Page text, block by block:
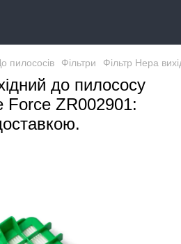
пилососів Фільтри Фільтр Hepa
до пилососу
Force ZR002901: